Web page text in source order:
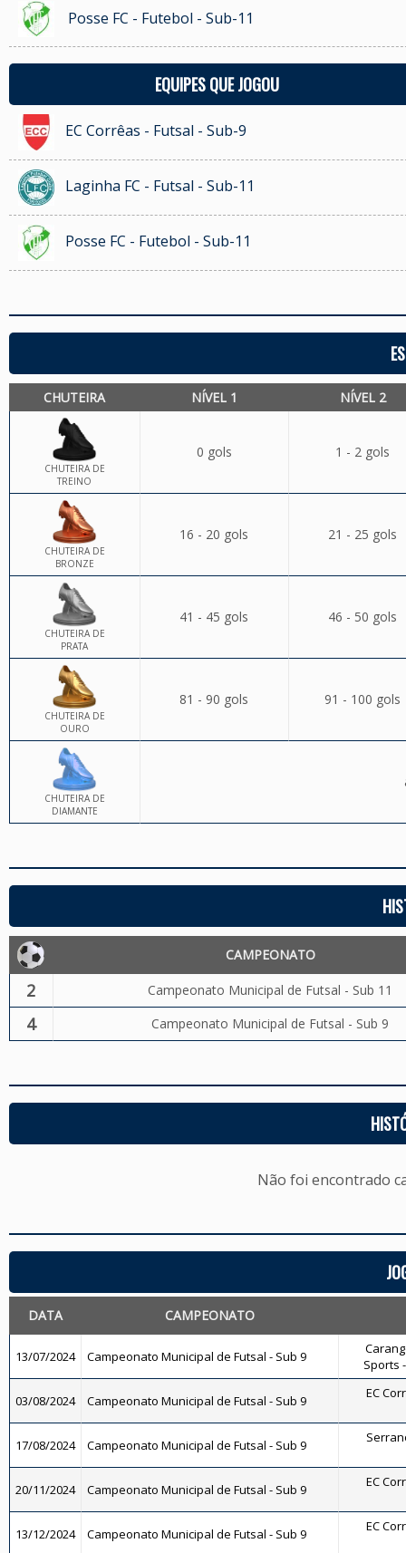
Posse FC - Futebol - Sub-11
EQUIPES QUE JOGOU
EC Corrêas - Futsal - Sub-9
Laginha FC - Futsal - Sub-11
Posse FC - Futebol - Sub-11
CHUTEIRA NÍVEL 1 NÍVEL 2
CHUTEIRA DE
TREINO
0 gols 1 - 2 gols
CHUTEIRA DE
BRONZE
16 - 20 gols 21 - 25 gols
CHUTEIRA DE
PRATA
41 - 45 gols 46 - 50 gols
CHUTEIRA DE
OURO
81 - 90 gols 91 - 100 gols
CHUTEIRA DE
DIAMANTE
CAMPEONATO
2 Campeonato Municipal de Futsal - Sub 11
4 Campeonato Municipal de Futsal - Sub 9
Não foi encontrado
DATA CAMPEONATO
13/07/2024 Campeonato Municipal de Futsal - Sub 9
Sports
03/08/2024 Campeonato Municipal de Futsal - Sub 9 EC
17/08/2024 Campeonato Municipal de Futsal - Sub 9
20/11/2024 Campeonato Municipal de Futsal - Sub 9 EC
13/12/2024 Campeonato Municipal de Futsal - Sub 9 EC